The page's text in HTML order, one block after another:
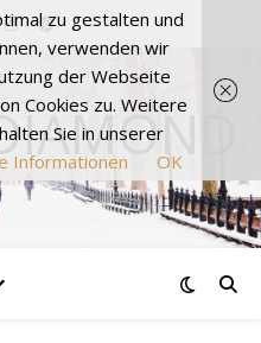
zu gestalten und
verwenden wir
der Webseite
Cookies zu. Weitere
Sie in unserer
Informationen OK